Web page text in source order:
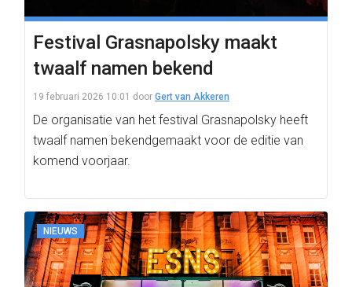
Festival Grasnapolsky maakt
twaalf namen bekend
19 februari 2026 10:01 door Gert van Akkeren
De organisatie van het festival Grasnapolsky heeft
twaalf namen bekendgemaakt voor de editie van
komend voorjaar.
NIEUWS